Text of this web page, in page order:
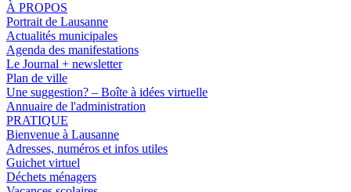
À PROPOS
Portrait de Lausanne
Actualités municipales
Agenda des manifestations
Le Journal + newsletter
Plan de ville
Une suggestion? – Boîte à idées virtuelle
Annuaire de l'administration
PRATIQUE
Bienvenue à Lausanne
Adresses, numéros et infos utiles
Guichet virtuel
Déchets ménagers